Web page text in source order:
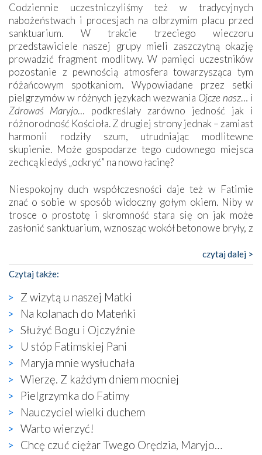
Codziennie uczestniczyliśmy też w tradycyjnych
nabożeństwach i procesjach na olbrzymim placu przed
sanktuarium. W trakcie trzeciego wieczoru
przedstawiciele naszej grupy mieli zaszczytną okazję
prowadzić fragment modlitwy. W pamięci uczestników
pozostanie z pewnością atmosfera towarzysząca tym
różańcowym spotkaniom. Wypowiadane przez setki
pielgrzymów w różnych językach wezwania Ojcze nasz… i
Zdrowaś Maryjo… podkreślały zarówno jedność jak i
różnorodność Kościoła. Z drugiej strony jednak – zamiast
harmonii rodziły szum, utrudniając modlitewne
skupienie. Może gospodarze tego cudownego miejsca
zechcą kiedyś „odkryć” na nowo łacinę?
Niespokojny duch współczesności daje też w Fatimie
znać o sobie w sposób widoczny gołym okiem. Niby w
trosce o prostotę i skromność stara się on jak może
zasłonić sanktuarium, wznosząc wokół betonowe bryły, z
katolickiego kultu. Tylko co wspólnego z żywą,
autentyczną wiarą mogą mieć płaskie, szare bunkry albo
kaplice, w których Tabernakulum przypomina bardziej
skrzynkę na narzędzia? Albo co powiedzieć o ustawionym
tuż przy nowej bazylice wielkim krzyżu, na którym
zamiast Chrystusa umieszczono dziwaczną postać jakby
wyjętą ze starożytnych hieroglifów? W kulturowym
kontekście naszych czasów to raczej karykatura niż godny
wizerunek Zbawiciela…
Zatem nawet w bezpośrednim otoczeniu sanktuarium
naocznie przekonaliśmy się, że wewnątrz Kościoła toczy
się ogromna walka o kształt katolicyzmu i o serca
wierzących. Do czego to zmaganie może prowadzić,
widzieliśmy w urokliwym, niewielkim mieście Obidos,
gdzie w miejscu dawnego kościoła działa dzisiaj…
księgarnia.
czytaj dalej >
Czytaj także:
Z wizytą u naszej Matki
Na kolanach do Mateńki
Służyć Bogu i Ojczyźnie
U stóp Fatimskiej Pani
Maryja mnie wysłuchała
Wierzę. Z każdym dniem mocniej
Pielgrzymka do Fatimy
Nauczyciel wielki duchem
Warto wierzyć!
Chcę czuć ciężar Twego Orędzia, Maryjo…